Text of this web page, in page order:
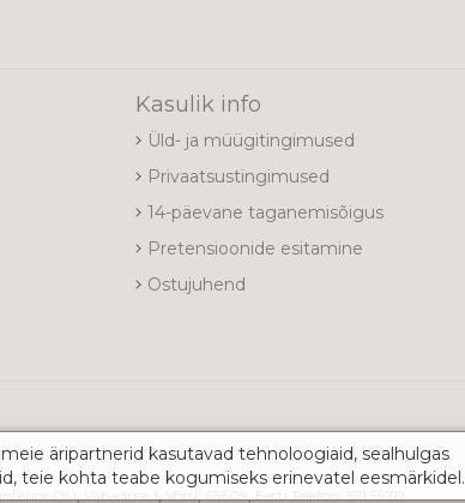
äripartnerid kasutavad tehnoloogiaid, sealhulgas
teie kohta teabe kogumiseks erinevatel eesmärkidel.
Kasulik info
Üld- ja müügitingimused
Privaatsustingimused
14-päevane taganemisõigus
Pretensioonide esitamine
Ostujuhend
OÜ, Vabaduse 1, Võru, 65609, Eesti Telefon: 521 5970